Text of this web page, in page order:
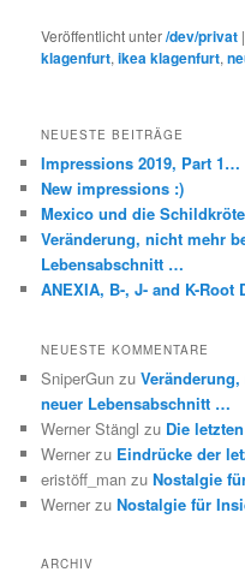
Veröffentlicht unter/dev/privat
klagenfurt,ikea klagenfurt,
NEUESTE BEITRÄGE
Impressions 2019, Part 1…
New impressions :)
Mexico und die
Veränderung, nicht mehr
Lebensabschnitt …
ANEXIA, B-, J- and K-Root
NEUESTE KOMMENTARE
SniperGun zu
neuer Lebensabschnitt …
Werner Stängl zu Die
Werner zu Eindrücke der
eristöff_man zuNostalgie
Werner zuNostalgie für
ARCHIV